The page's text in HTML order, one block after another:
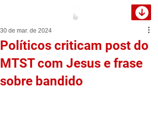
Políticos criticam post do
MTST com Jesus e frase
sobre bandido
30 de mar. de 2024